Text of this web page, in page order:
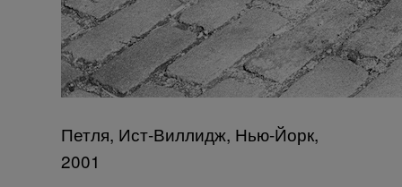
Петля, Ист-Виллидж, Нью-Йорк,
2001